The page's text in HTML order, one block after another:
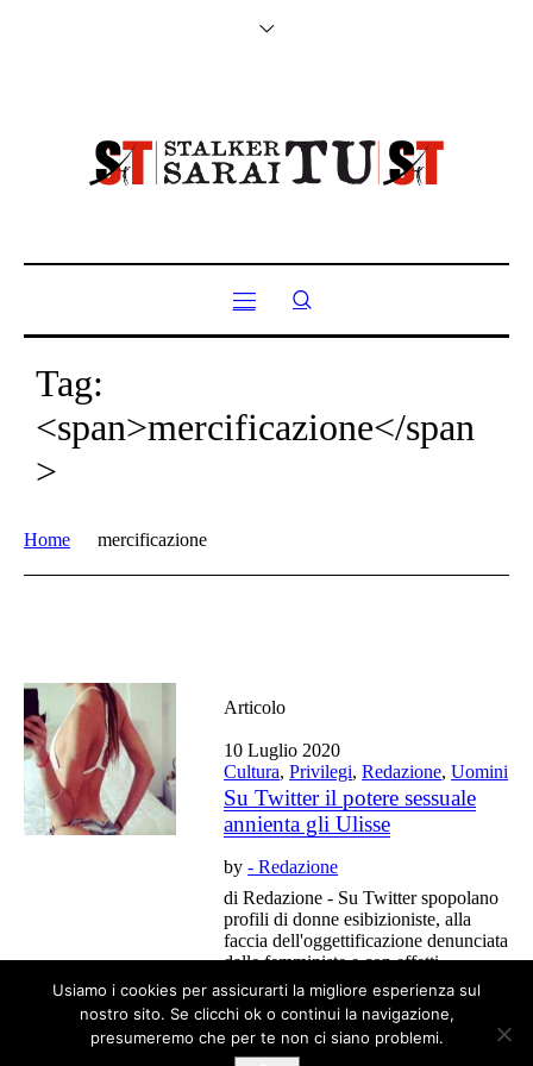
Tag:
<span>mercificazione</span
>
Home mercificazione
Articolo
10 Luglio 2020
Cultura,Privilegi,Redazione,Uomini
Su Twitter il potere sessuale
annienta gli Ulisse
by- Redazione
di Redazione - Su Twitter spopolano
profili di donne esibizioniste, alla
faccia dell'oggettificazione denunciata
dalle femministe e con effetti
distruttivi per gli uomini.
Usiamo i cookies per assicurarti la migliore esperienza sul
nostro sito. Se clicchi ok o continui la navigazione,
presumeremo che per te non ci siano problemi.